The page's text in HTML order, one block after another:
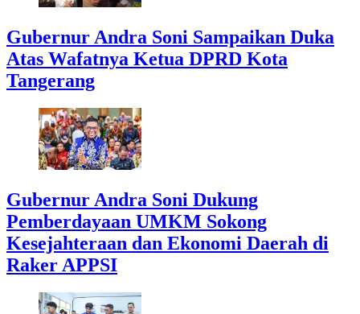
Gubernur Andra Soni Sampaikan Duka
Atas Wafatnya Ketua DPRD Kota
Tangerang
Gubernur Andra Soni Dukung
Pemberdayaan UMKM Sokong
Kesejahteraan dan Ekonomi Daerah di
Raker APPSI